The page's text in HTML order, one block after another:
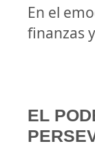
En el
finanzas
EL